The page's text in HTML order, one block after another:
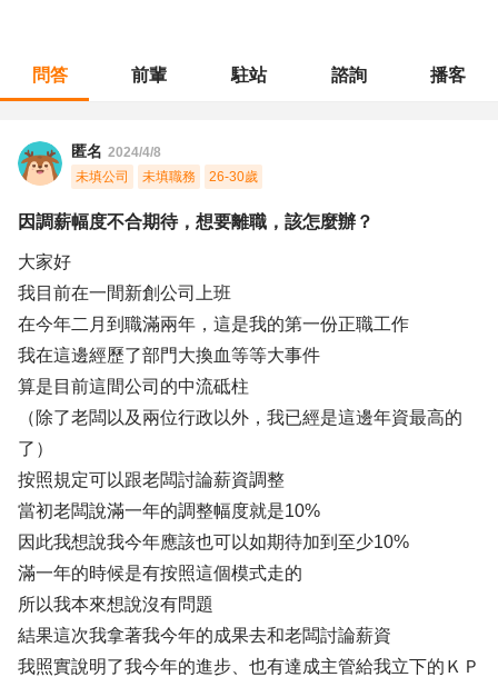
問答 前輩 駐站 諮詢 播客
匿名 2024/4/8
未填公司
未填職務 26-30歲
因調薪幅度不合期待，想要離職，該怎麼辦？
大家好
我目前在一間新創公司上班
在今年二月到職滿兩年，這是我的第一份正職工作
我在這邊經歷了部門大換血等等大事件
算是目前這間公司的中流砥柱
（除了老闆以及兩位行政以外，我已經是這邊年資最高的
了）
按照規定可以跟老闆討論薪資調整
當初老闆說滿一年的調整幅度就是10%
因此我想說我今年應該也可以如期待加到至少10%
滿一年的時候是有按照這個模式走的
所以我本來想說沒有問題
結果這次我拿著我今年的成果去和老闆討論薪資
我照實說明了我今年的進步、也有達成主管給我立下的ＫＰ